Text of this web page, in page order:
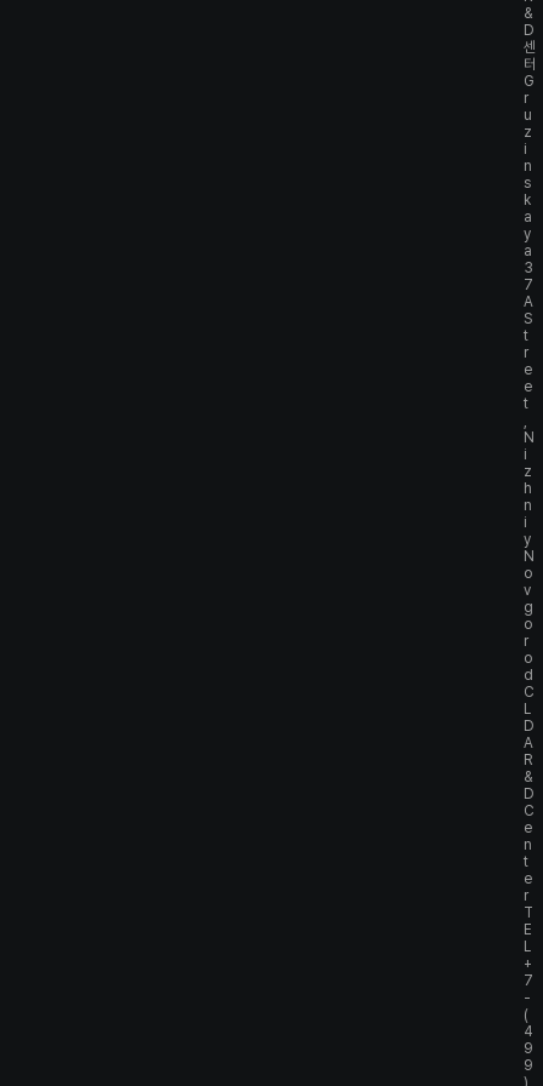
&
D
센
터
G
r
u
z
i
n
s
k
a
y
a
3
7
A
S
t
r
e
e
t
N
i
z
h
n
i
y
N
o
v
g
o
r
o
d
C
L
D
A
R
&
D
C
e
n
t
e
r
T
E
L
+
7
-
(
4
9
9
)